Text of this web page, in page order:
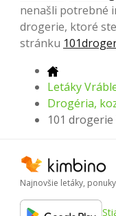
nenašli potrebné
drogerie, ktoré
stránku
Letáky
Drogéria,
101
Najnovšie letáky,